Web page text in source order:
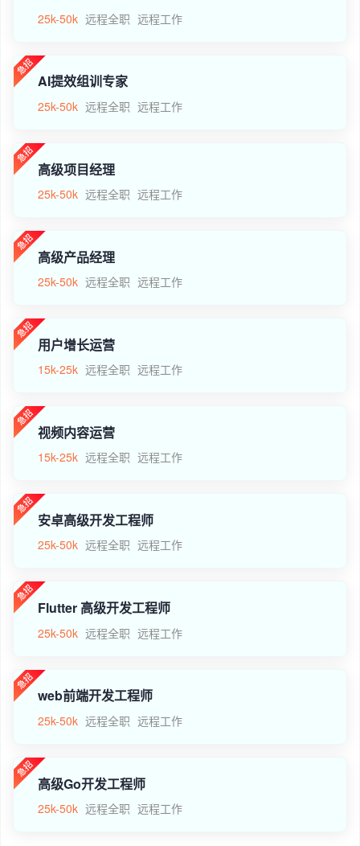
25k-50k 远程全职 远程工作
AI提效组训专家
25k-50k 远程全职 远程工作
高级项目经理
25k-50k 远程全职 远程工作
高级产品经理
25k-50k 远程全职 远程工作
用户增长运营
15k-25k 远程全职 远程工作
视频内容运营
15k-25k 远程全职 远程工作
安卓高级开发工程师
25k-50k 远程全职 远程工作
Flutter 高级开发工程师
25k-50k 远程全职 远程工作
web前端开发工程师
25k-50k 远程全职 远程工作
高级Go开发工程师
25k-50k 远程全职 远程工作